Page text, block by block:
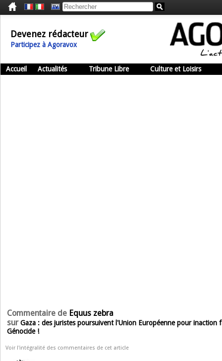
Devenez rédacteur
Participez à Agoravox
Accueil Actualités Tribune Libre Culture et Loisirs
Commentaire de Equus zebra
surGaza : des juristes poursuivent l'Union Européenne pour inaction
Génocide !
Voir l'intégralité des commentaires de cet article